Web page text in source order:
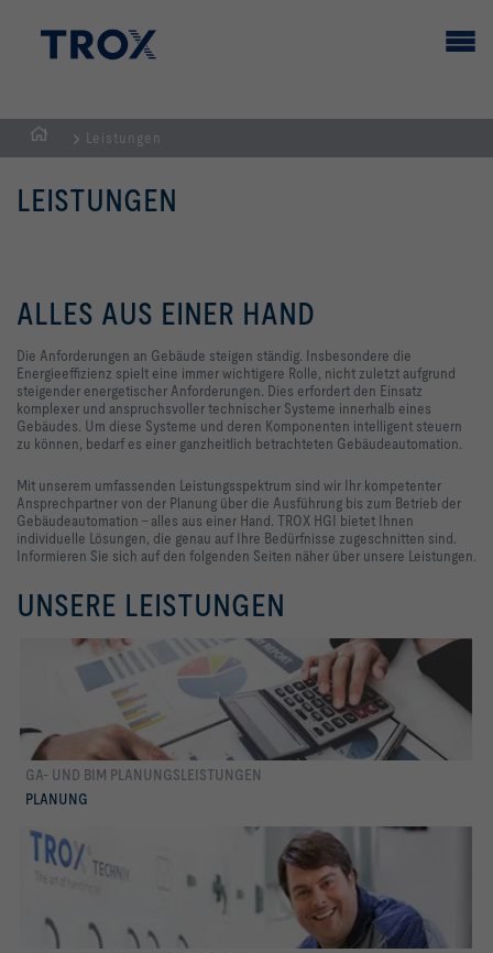
Home
Leistungen
LEISTUNGEN
ALLES AUS EINER HAND
Die Anforderungen an Gebäude steigen ständig. Insbesondere die
Energieeffizienz spielt eine immer wichtigere Rolle, nicht zuletzt aufgrund
steigender energetischer Anforderungen. Dies erfordert den Einsatz
komplexer und anspruchsvoller technischer Systeme innerhalb eines
Gebäudes. Um diese Systeme und deren Komponenten intelligent steuern
zu können, bedarf es einer ganzheitlich betrachteten Gebäudeautomation.
Mit unserem umfassenden Leistungsspektrum sind wir Ihr kompetenter
Ansprechpartner von der Planung über die Ausführung bis zum Betrieb der
Gebäudeautomation - alles aus einer Hand. TROX HGI bietet Ihnen
individuelle Lösungen, die genau auf Ihre Bedürfnisse zugeschnitten sind.
Informieren Sie sich auf den folgenden Seiten näher über unsere Leistungen.
UNSERE LEISTUNGEN
GA- UND BIM PLANUNGSLEISTUNGEN
PLANUNG
Planung